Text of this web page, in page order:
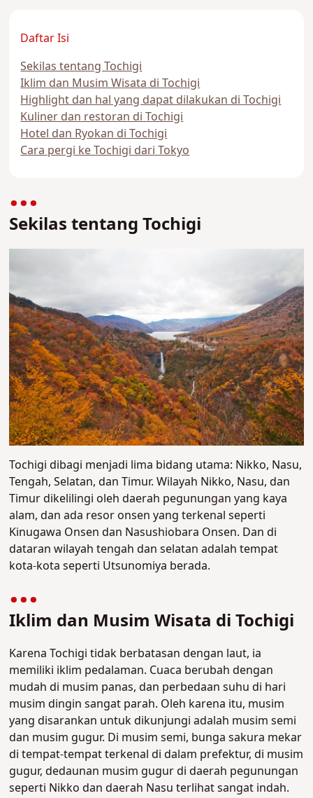
Daftar Isi
Sekilas tentang Tochigi
Iklim dan Musim Wisata di Tochigi
Highlight dan hal yang dapat dilakukan di Tochigi
Kuliner dan restoran di Tochigi
Hotel dan Ryokan di Tochigi
Cara pergi ke Tochigi dari Tokyo
Sekilas tentang Tochigi
Tochigi dibagi menjadi lima bidang utama: Nikko, Nasu,
Tengah, Selatan, dan Timur. Wilayah Nikko, Nasu, dan
Timur dikelilingi oleh daerah pegunungan yang kaya
alam, dan ada resor onsen yang terkenal seperti
Kinugawa Onsen dan Nasushiobara Onsen. Dan di
dataran wilayah tengah dan selatan adalah tempat
kota-kota seperti Utsunomiya berada.
Iklim dan Musim Wisata di Tochigi
Karena Tochigi tidak berbatasan dengan laut, ia
memiliki iklim pedalaman. Cuaca berubah dengan
mudah di musim panas, dan perbedaan suhu di hari
musim dingin sangat parah. Oleh karena itu, musim
yang disarankan untuk dikunjungi adalah musim semi
dan musim gugur. Di musim semi, bunga sakura mekar
di tempat-tempat terkenal di dalam prefektur, di musim
gugur, dedaunan musim gugur di daerah pegunungan
seperti Nikko dan daerah Nasu terlihat sangat indah.